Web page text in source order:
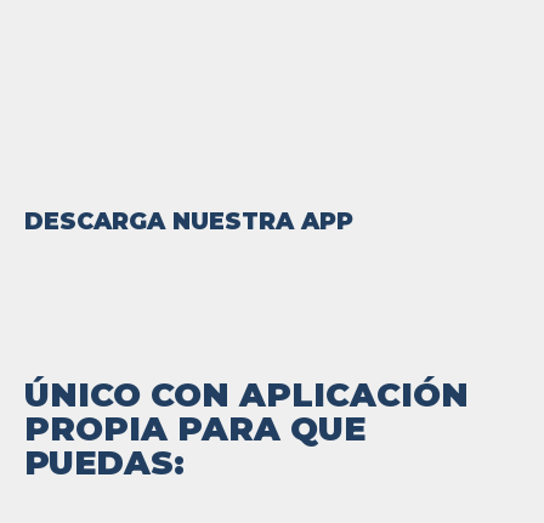
DESCARGA NUESTRA APP
ÚNICO CON APLICACIÓN
PROPIA PARA QUE
PUEDAS: